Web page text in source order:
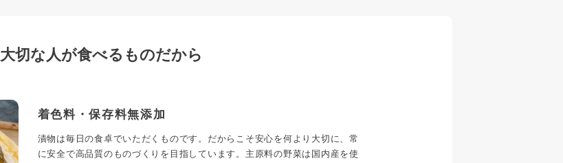
大切な人が食べるものだから
着色料・保存料無添加
漬物は毎日の食卓でいただくものです。だからこそ安心を何より大切に、常
に安全で高品質のものづくりを目指しています。主原料の野菜は国内産を使